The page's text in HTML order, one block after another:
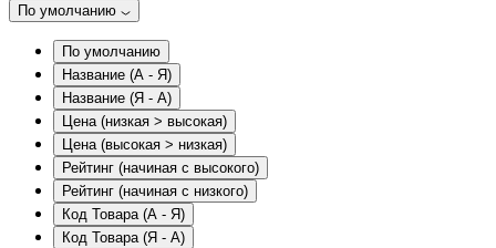
По умолчанию
По умолчанию
Название (А - Я)
Название (Я - А)
Цена (низкая > высокая)
Цена (высокая > низкая)
Рейтинг (начиная с высокого)
Рейтинг (начиная с низкого)
Код Товара (А - Я)
Код Товара (Я - А)